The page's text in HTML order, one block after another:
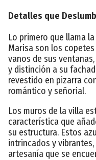
Detalles que
Lo primero que llama
Marisa son los
vanos de sus
y distinción a su
revestido en pizarra
romántico y señorial.
Los muros de la villa
característica que
su estructura. Estos
intrincados y
artesanía que se